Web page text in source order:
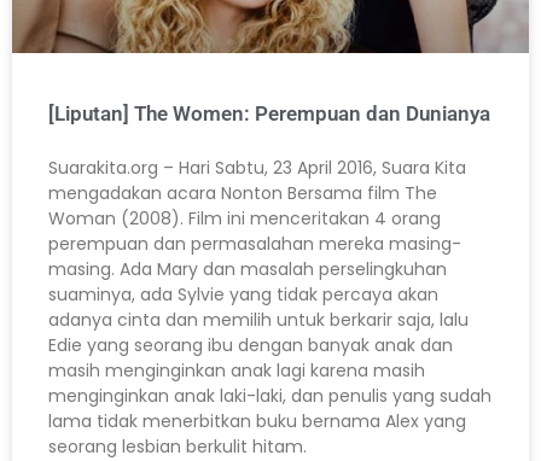
[Liputan] The Women: Perempuan dan Dunianya
Suarakita.org – Hari Sabtu, 23 April 2016, Suara Kita
mengadakan acara Nonton Bersama film The
Woman (2008). Film ini menceritakan 4 orang
perempuan dan permasalahan mereka masing-
masing. Ada Mary dan masalah perselingkuhan
suaminya, ada Sylvie yang tidak percaya akan
adanya cinta dan memilih untuk berkarir saja, lalu
Edie yang seorang ibu dengan banyak anak dan
masih menginginkan anak lagi karena masih
menginginkan anak laki-laki, dan penulis yang sudah
lama tidak menerbitkan buku bernama Alex yang
seorang lesbian berkulit hitam.